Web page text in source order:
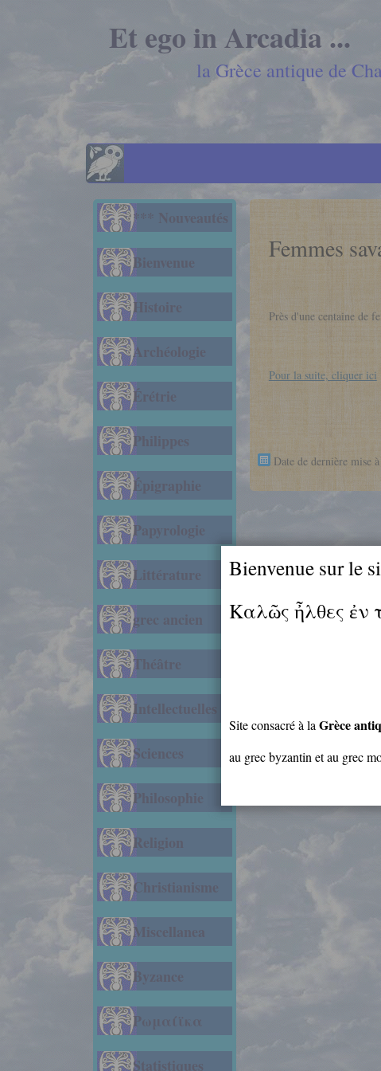
Et ego in Arcadia ...
la Grèce antique de
*** Nouveautés
Bienvenue
Histoire
Archéologie
Érétrie
Philippes
Épigraphie
Papyrologie
Littérature
grec ancien
Théâtre
Intellectuelles
Sciences
Philosophie
Religion
Christianisme
Miscellanea
Byzance
Ρωμαίϊκα
Statistiques
Femmes
Près d'une centaine de
Pour la suite, cliquer ici
Date de dernière mise
Bienvenue sur le
Καλῶς ἦλθες ἐν
Site consacré à la Grèce
au grec byzantin et au grec